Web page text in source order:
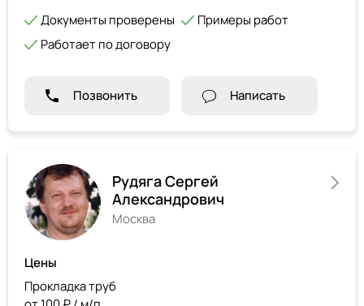
Документы проверены
Примеры работ
Работает по договору
Позвонить Написать
Рудяга Сергей
Александрович
Москва
Цены
Прокладка труб